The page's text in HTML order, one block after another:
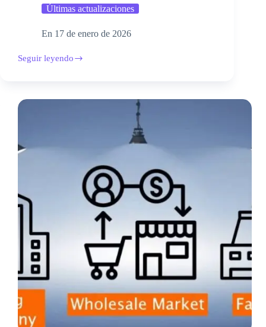
Últimas actualizaciones
En 17 de enero de 2026
Seguir leyendo